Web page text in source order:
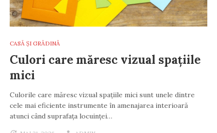
CASĂ ȘI GRĂDINĂ
Culori care măresc vizual spațiile
mici
Culorile care măresc vizual spațiile mici sunt unele dintre
cele mai eficiente instrumente în amenajarea interioară
atunci când suprafața locuinței…